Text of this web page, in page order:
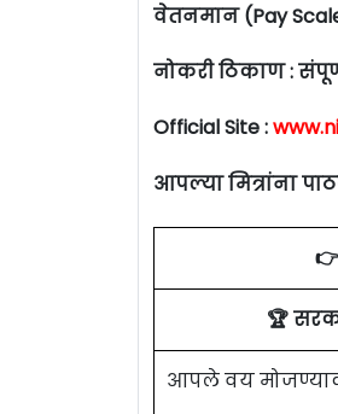
वेतनमान (Pay
नोकरी ठिकाण :
Official Site :
आपल्या मित्रांना
🏆
आपले वय